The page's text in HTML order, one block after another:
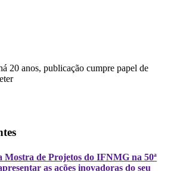
20 anos, publicação cumpre papel de
Mostra de Projetos do IFNMG na 50ª
as ações inovadoras do seu